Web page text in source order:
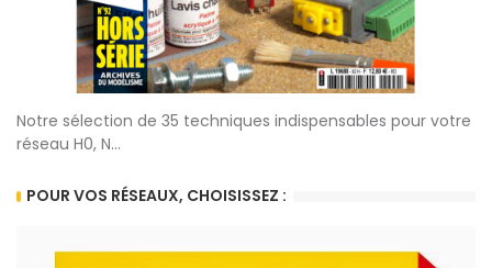
Notre sélection de 35 techniques indispensables pour votre
réseau H0, N...
POUR VOS RÉSEAUX, CHOISISSEZ :